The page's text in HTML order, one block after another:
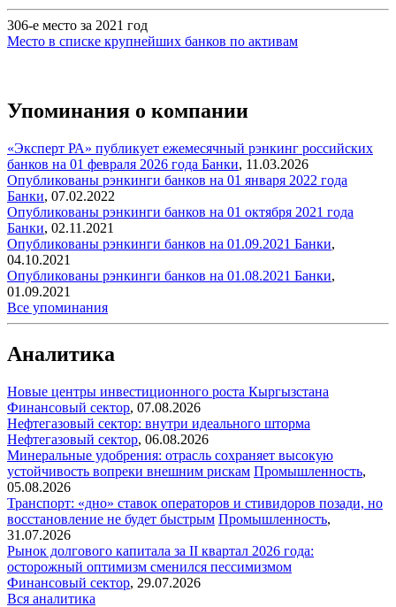
306-е место за 2021 год
Место в списке крупнейших банков по активам
Упоминания о компании
«Эксперт РА» публикует ежемесячный рэнкинг российских
банков на 01 февраля 2026 года Банки, 11.03.2026
Опубликованы рэнкинги банков на 01 января 2022 года
Банки, 07.02.2022
Опубликованы рэнкинги банков на 01 октября 2021 года
Банки, 02.11.2021
Опубликованы рэнкинги банков на 01.09.2021 Банки,
04.10.2021
Опубликованы рэнкинги банков на 01.08.2021 Банки,
01.09.2021
Все упоминания
Аналитика
Новые центры инвестиционного роста Кыргызстана
Финансовый сектор, 07.08.2026
Нефтегазовый сектор: внутри идеального шторма
Нефтегазовый сектор, 06.08.2026
Минеральные удобрения: отрасль сохраняет высокую
устойчивость вопреки внешним рискам Промышленность,
05.08.2026
Транспорт: «дно» ставок операторов и стивидоров позади, но
восстановление не будет быстрым Промышленность,
31.07.2026
Рынок долгового капитала за II квартал 2026 года:
осторожный оптимизм сменился пессимизмом
Финансовый сектор, 29.07.2026
Вся аналитика